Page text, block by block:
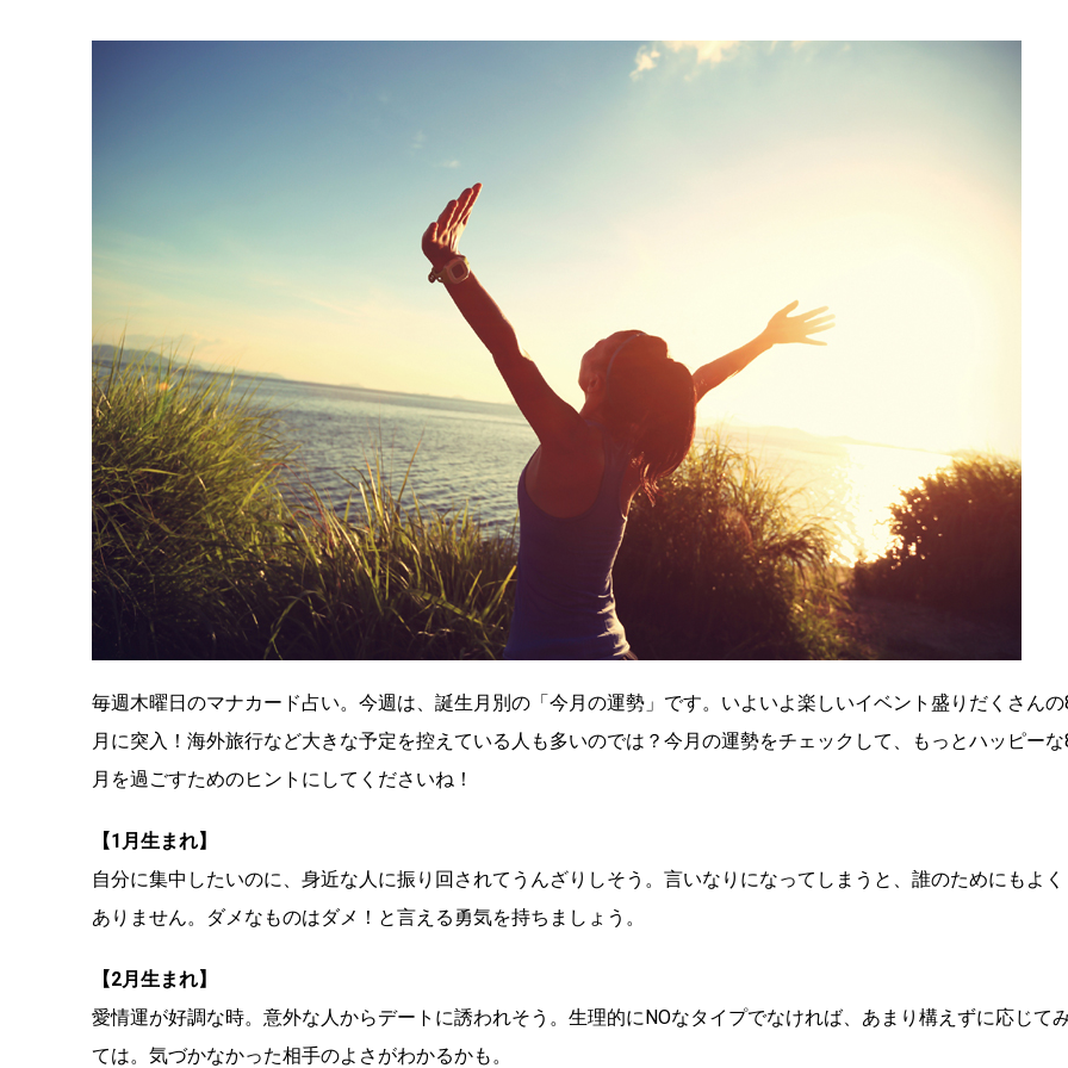
毎週木曜日のマナカード占い。今週は、誕生月別の「今月の運勢」です。いよいよ楽しいイベント盛りだくさん
月に突入！海外旅行など大きな予定を控えている人も多いのでは？今月の運勢をチェックして、もっとハッピー
月を過ごすためのヒントにしてくださいね！
【1月生まれ】
自分に集中したいのに、身近な人に振り回されてうんざりしそう。言いなりになってしまうと、誰のためにもよく
ありません。ダメなものはダメ！と言える勇気を持ちましょう。
【2月生まれ】
愛情運が好調な時。意外な人からデートに誘われそう。生理的にNOなタイプでなければ、あまり構えずに応じて
ては。気づかなかった相手のよさがわかるかも。